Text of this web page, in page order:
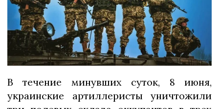
В течение минувших суток, 8 июня,
украинские артиллеристы уничтожили